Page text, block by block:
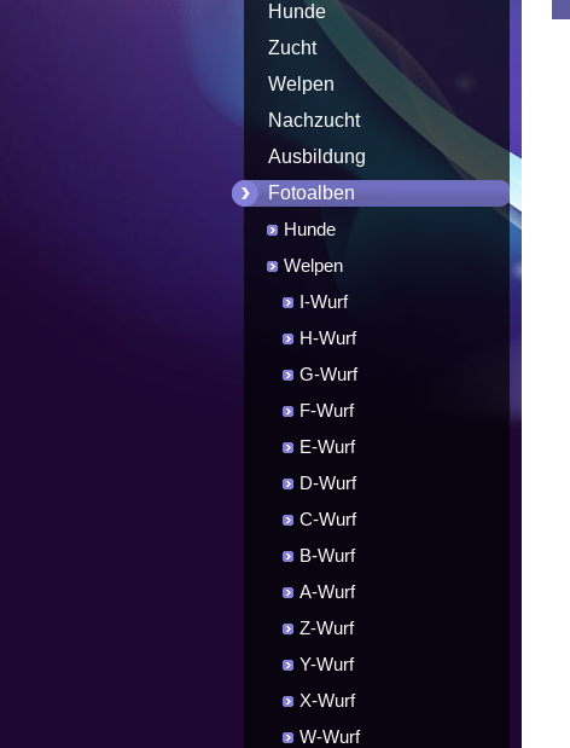
Hunde
Zucht
Welpen
Nachzucht
Ausbildung
Fotoalben
Hunde
Welpen
I-Wurf
H-Wurf
G-Wurf
F-Wurf
E-Wurf
D-Wurf
C-Wurf
B-Wurf
A-Wurf
Z-Wurf
Y-Wurf
X-Wurf
W-Wurf